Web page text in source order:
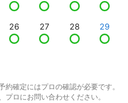
26 27 28 29
確定にはプロの確認が必要です。
ロにお問い合わせください。